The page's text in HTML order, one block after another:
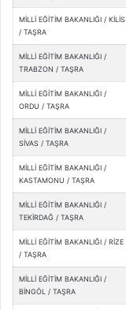
MİLLİ EĞİTİM BAKANLIĞI / KİLİS
/ TAŞRA
MİLLİ EĞİTİM BAKANLIĞI /
TRABZON / TAŞRA
MİLLİ EĞİTİM BAKANLIĞI /
ORDU / TAŞRA
MİLLİ EĞİTİM BAKANLIĞI /
SİVAS / TAŞRA
MİLLİ EĞİTİM BAKANLIĞI /
KASTAMONU / TAŞRA
MİLLİ EĞİTİM BAKANLIĞI /
TEKİRDAĞ / TAŞRA
MİLLİ EĞİTİM BAKANLIĞI / RİZE
/ TAŞRA
MİLLİ EĞİTİM BAKANLIĞI /
BİNGÖL / TAŞRA